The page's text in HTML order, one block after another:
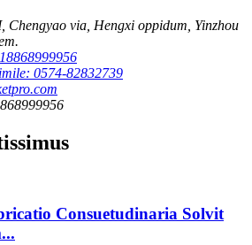
Chengyao via, Hengxi oppidum, Yinzhou
0574-82832739
Consuetudinaria Solvit